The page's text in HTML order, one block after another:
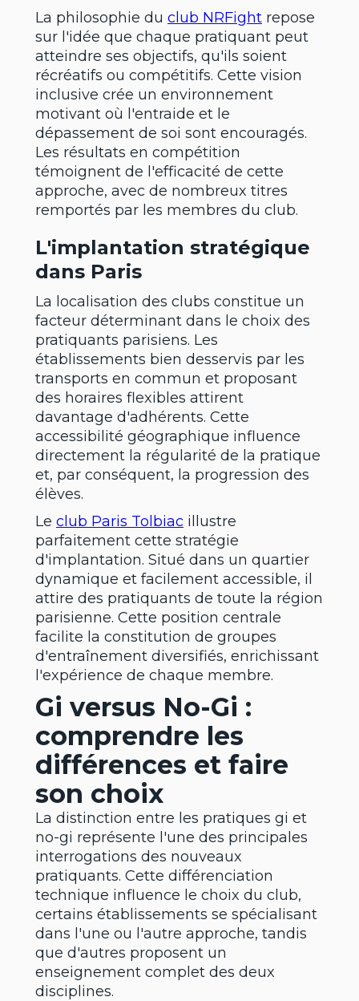
La philosophie du club NRFight repose
sur l'idée que chaque pratiquant peut
atteindre ses objectifs, qu'ils soient
récréatifs ou compétitifs. Cette vision
inclusive crée un environnement
motivant où l'entraide et le
dépassement de soi sont encouragés.
Les résultats en compétition
témoignent de l'efficacité de cette
approche, avec de nombreux titres
remportés par les membres du club.
L'implantation stratégique
dans Paris
La localisation des clubs constitue un
facteur déterminant dans le choix des
pratiquants parisiens. Les
établissements bien desservis par les
transports en commun et proposant
des horaires flexibles attirent
davantage d'adhérents. Cette
accessibilité géographique influence
directement la régularité de la pratique
et, par conséquent, la progression des
élèves.
Le club Paris Tolbiac illustre
parfaitement cette stratégie
d'implantation. Situé dans un quartier
dynamique et facilement accessible, il
attire des pratiquants de toute la région
parisienne. Cette position centrale
facilite la constitution de groupes
d'entraînement diversifiés, enrichissant
l'expérience de chaque membre.
Gi versus No-Gi :
comprendre les
différences et faire
son choix
La distinction entre les pratiques gi et
no-gi représente l'une des principales
interrogations des nouveaux
pratiquants. Cette différenciation
technique influence le choix du club,
certains établissements se spécialisant
dans l'une ou l'autre approche, tandis
que d'autres proposent un
enseignement complet des deux
disciplines.